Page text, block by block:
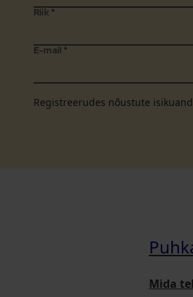
Riik *
E-mail *
Registreerudes nõustute
Mida